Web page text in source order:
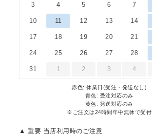
3 4 5 6 7
10 11 12 13 14
17 18 19 20 21
24 25 26 27 28
31 1 2 3 4
赤色: 休業日(受注・発送なし)
青色: 受注対応のみ
黄色: 発送対応のみ
※ご注文は24時間年中無休で受付
▲ 重要 当店利用時のご注意​​​​​​​